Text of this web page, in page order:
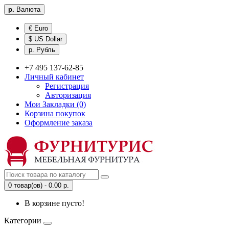
р. Валюта
€ Euro
$ US Dollar
р. Рубль
+7 495 137-62-85
Личный кабинет
Регистрация
Авторизация
Мои Закладки (0)
Корзина покупок
Оформление заказа
0 товар(ов) - 0.00 р.
В корзине пусто!
Категории